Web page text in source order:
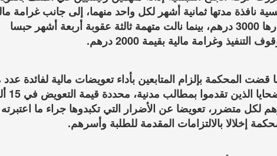
غرفة الجنح التلبسية إدانة متهمين رئيسيين في الملف
نافذة مدتها ثمانية أشهر لكل واحد منهما، إلى جانب غرامة
قدرها 3000 درهم، بينما نالت متهمة ثالثة عقوبة أربعة أشهر حبسا
التنفيذ وغرامة مالية بقيمة 2000 درهم.
قضت المحكمة بإلزام المتابعين بأداء تعويضات مالية لفائدة
الضحايا الذين تقدموا بمطالب
لكل متضرر، تعويضا عن الأضرار التي تكبدوها جراء ما اعتبرته
إخلالا بالالتزامات المقدمة للطلبة وأسرهم.